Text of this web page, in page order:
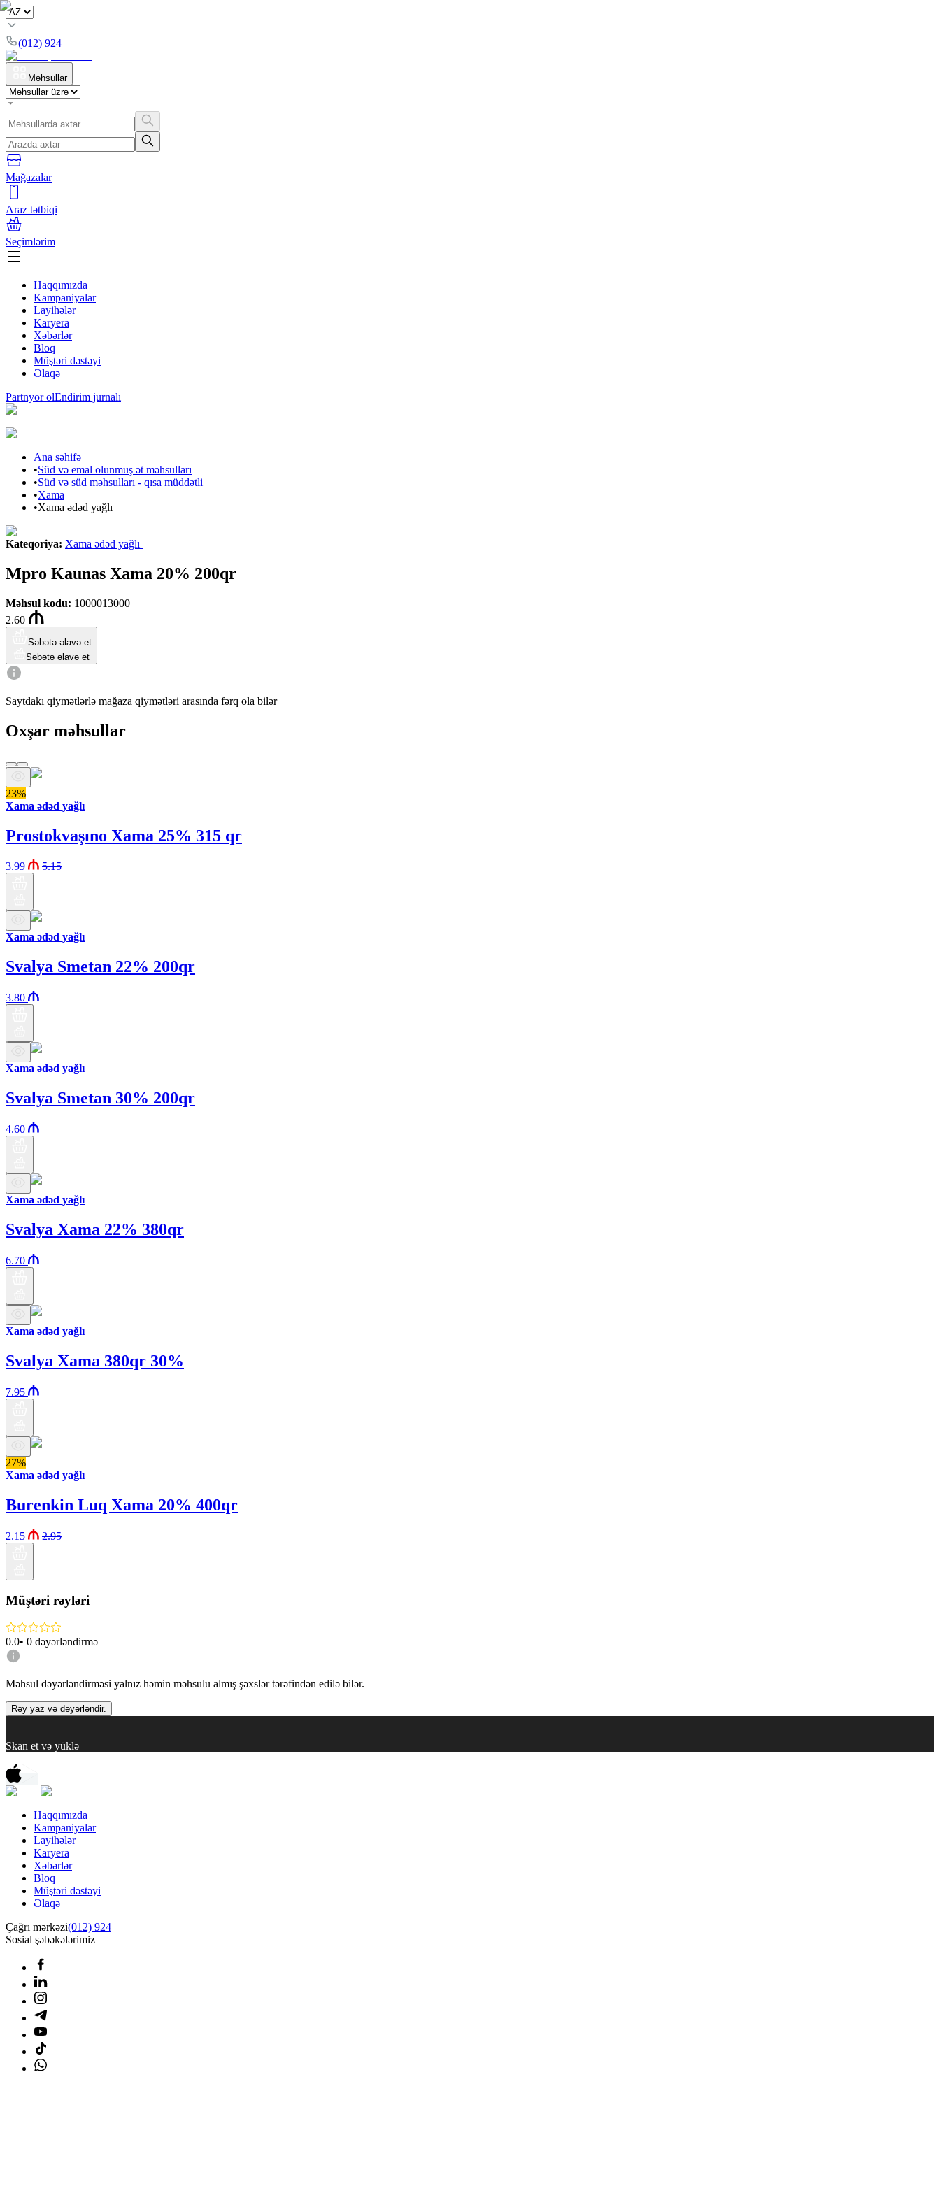
(012) 924
Məhsullar
Mağazalar
Araz tətbiqi
Seçimlərim
Haqqımızda
Kampaniyalar
Layihələr
Karyera
Xəbərlər
Bloq
Müştəri dəstəyi
Əlaqə
Partnyor olEndirim jurnalı
Ana səhifə
•Süd və emal olunmuş ət məhsulları
•Süd və süd məhsulları - qısa müddətli
•Xama
•Xama ədəd yağlı
Kateqoriya: Xama ədəd yağlı
Mpro Kaunas Xama 20% 200qr
Məhsul kodu: 1000013000
2.60
Səbətə əlavə et
Səbətə əlavə et
Saytdakı qiymətlərlə mağaza qiymətləri arasında fərq ola bilər
Oxşar məhsullar
23%
Xama ədəd yağlı
Prostokvaşıno Xama 25% 315 qr
3.99 5.15
Xama ədəd yağlı
Svalya Smetan 22% 200qr
3.80
Xama ədəd yağlı
Svalya Smetan 30% 200qr
4.60
Xama ədəd yağlı
Svalya Xama 22% 380qr
6.70
Xama ədəd yağlı
Svalya Xama 380qr 30%
7.95
27%
Xama ədəd yağlı
Burenkin Luq Xama 20% 400qr
2.15 2.95
Müştəri rəyləri
0.0• 0 dəyərləndirmə
Məhsul dəyərləndirməsi yalnız həmin məhsulu almış şəxslər tərəfindən edilə bilər.
Rəy yaz və dəyərləndir.
Skan et və yüklə
Haqqımızda
Kampaniyalar
Layihələr
Karyera
Xəbərlər
Bloq
Müştəri dəstəyi
Əlaqə
Çağrı mərkəzi(012) 924
Sosial şəbəkələrimiz